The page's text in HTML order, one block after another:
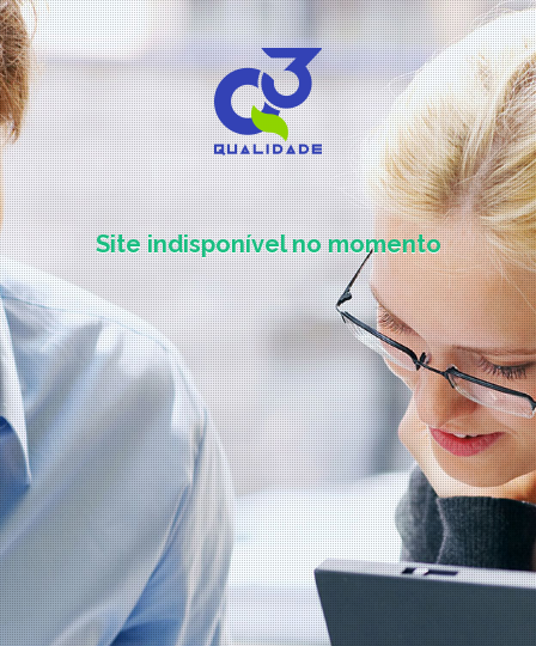
Site indisponível no momento